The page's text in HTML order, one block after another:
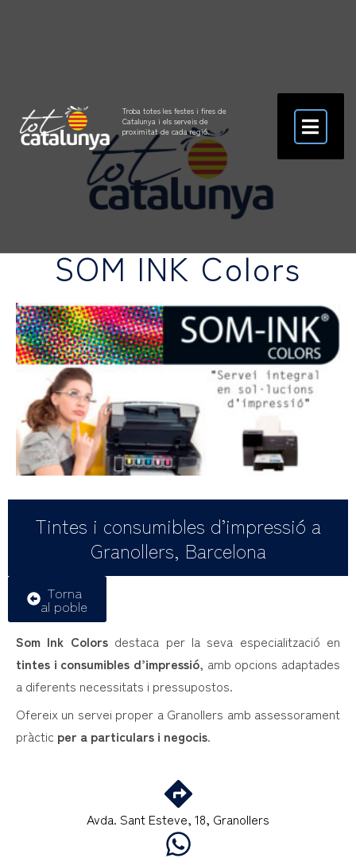
Troba totes les festes i fires de
Catalunya i els serveis de
proximitat de cada regió.
SOM INK Colors
Tintes i consumibles d’impressió a
Granollers, Barcelona
Torna
al poble
Som Ink Colors destaca per la seva especialització en
tintes i consumibles d’impressió, amb opcions adaptades
a diferents necessitats i pressupostos.
Ofereix un servei proper a Granollers amb assessorament
pràctic per a particulars i negocis.
Avda. Sant Esteve, 18, Granollers